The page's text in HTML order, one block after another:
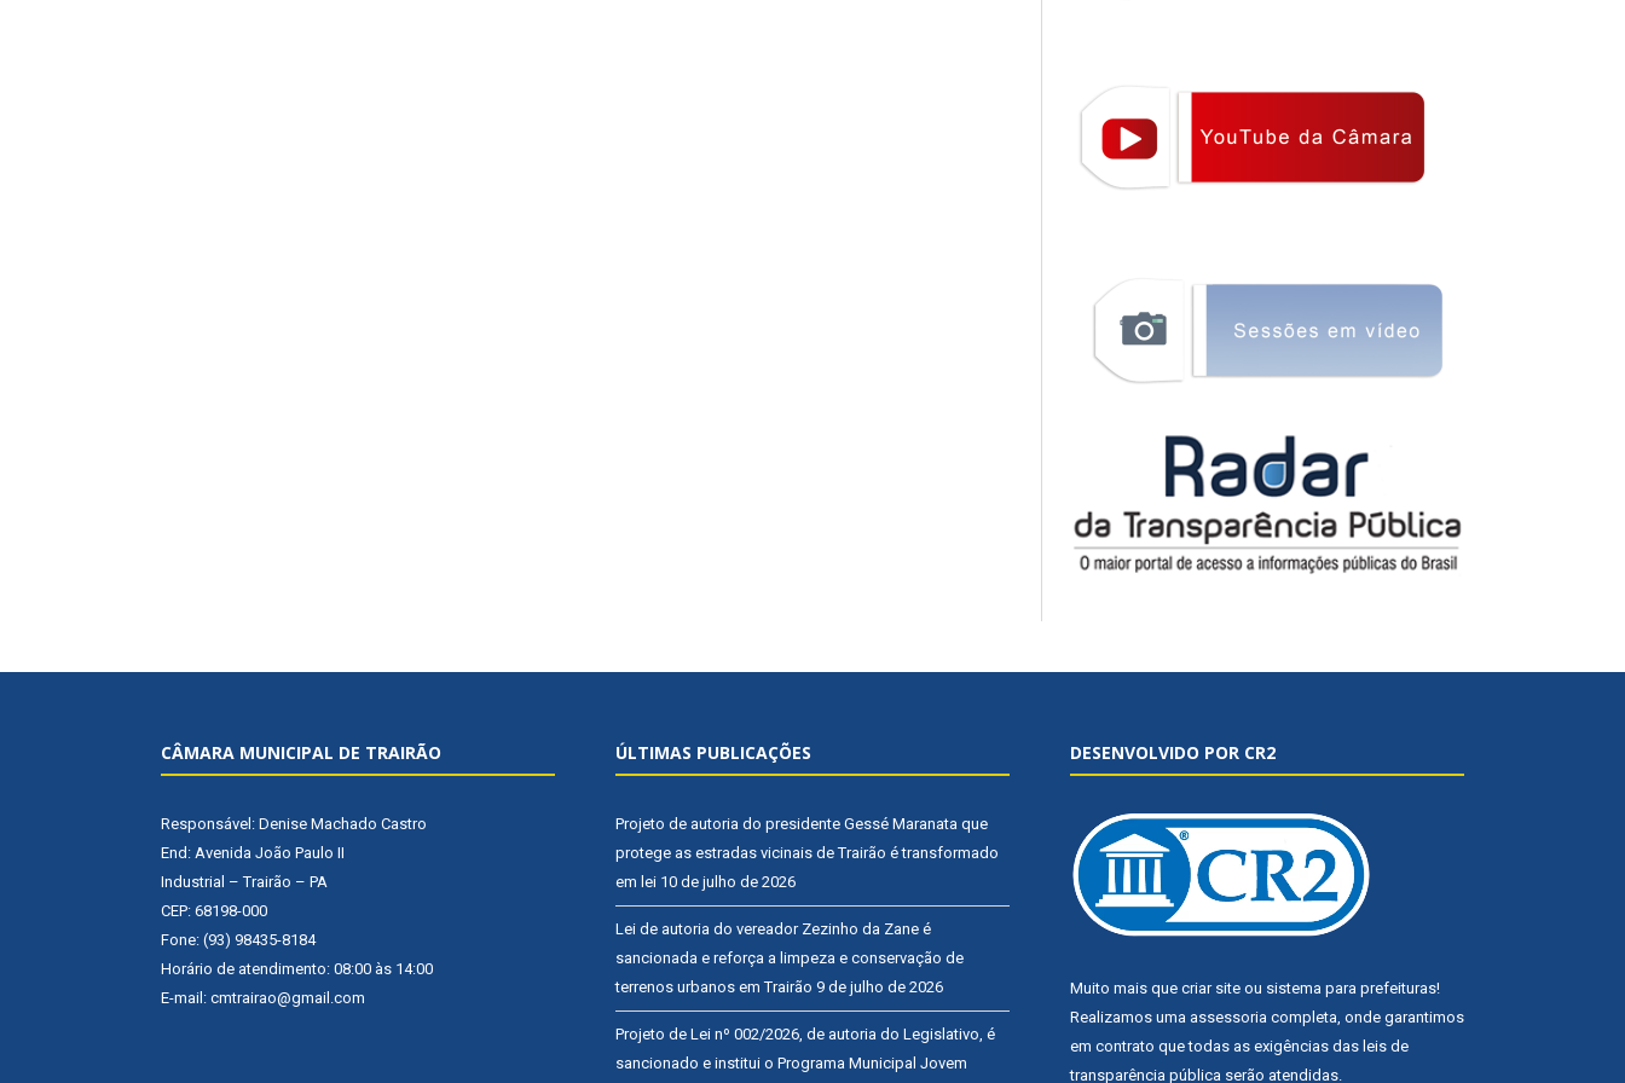
CÂMARA MUNICIPAL DE TRAIRÃO
Responsável: Denise Machado Castro
End: Avenida João Paulo II
Industrial – Trairão – PA
CEP: 68198-000
Fone: (93) 98435-8184
Horário de atendimento: 08:00 às 14:00
E-mail: cmtrairao@gmail.com
ÚLTIMAS PUBLICAÇÕES
Projeto de autoria do presidente Gessé Maranata que
protege as estradas vicinais de Trairão é transformado
em lei 10 de julho de 2026
Lei de autoria do vereador Zezinho da Zane é
sancionada e reforça a limpeza e conservação de
terrenos urbanos em Trairão 9 de julho de 2026
Projeto de Lei nº 002/2026, de autoria do Legislativo, é
sancionado e institui o Programa Municipal Jovem
DESENVOLVIDO POR CR2
Muito mais que criar site ou sistema para prefeituras!
Realizamos uma assessoria completa, onde garantimos
em contrato que todas as exigências das leis de
transparência pública serão atendidas.